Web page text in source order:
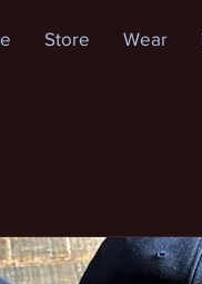
Store Wear